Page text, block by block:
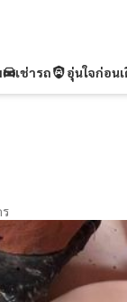
เช่ารถ อุ่นใจก่อน